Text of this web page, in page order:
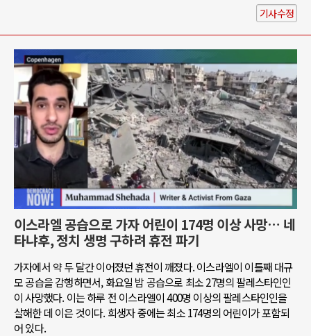
기사수정
이스라엘 공습으로 가자 어린이 174명 이상 사망… 네
타냐후, 정치 생명 구하려 휴전 파기
가자에서 약 두 달간 이어졌던 휴전이 깨졌다. 이스라엘이 이틀째 대규
모 공습을 감행하면서, 화요일 밤 공습으로 최소 27명의 팔레스타인인
이 사망했다. 이는 하루 전 이스라엘이 400명 이상의 팔레스타인인을
살해한 데 이은 것이다. 희생자 중에는 최소 174명의 어린이가 포함되
어 있다.